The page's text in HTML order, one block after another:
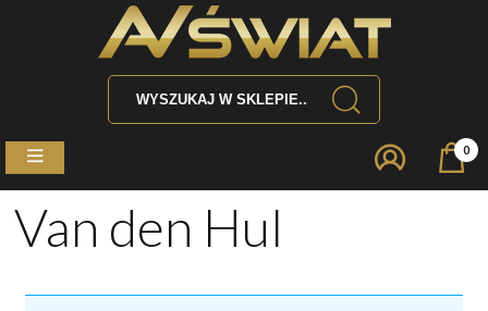
0
Van den Hul